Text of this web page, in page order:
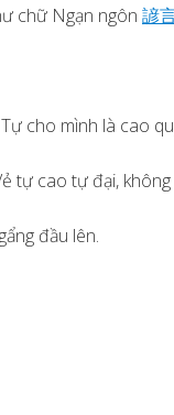
chữ Ngạn ngôn 諺
cho mình là cao
tự cao tự đại,
đầu lên.